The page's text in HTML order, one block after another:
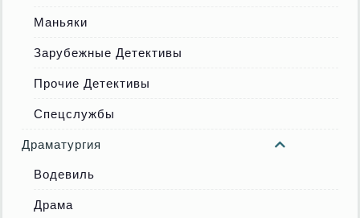
Маньяки
Зарубежные Детективы
Прочие Детективы
Спецслужбы
Драматургия
Водевиль
Драма